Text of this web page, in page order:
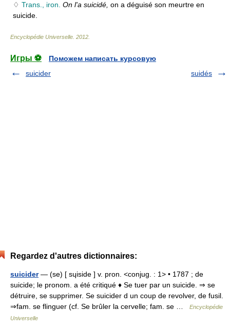
♢ Trans., iron. On l'a suicidé, on a déguisé son meurtre en
suicide.
Encyclopédie Universelle 2012
Игры ⚽
Поможем написать курсовую
suicider
suidés
Regardez d'autres dictionnaires:
suicider— (se) [ sɥiside ] v. pron. <conjug. : 1> • 1787 ; de
suicide; le pronom. a été critiqué ♦ Se tuer par un suicide. ⇒ se
détruire, se supprimer. Se suicider d un coup de revolver, de fusil.
⇒fam. se flinguer (cf. Se brûler la cervelle; fam. se …
Encyclopédie
Universelle